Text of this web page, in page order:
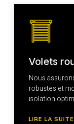
Volets
Nous
robustes et
isolation
LIRE LA SUITE